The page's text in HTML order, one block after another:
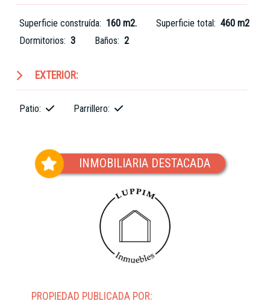
Superficie construída: 160 m2. Superficie total: 460 m2
Dormitorios: 3 Baños: 2
EXTERIOR:
Patio: Parrillero:
INMOBILIARIA DESTACADA
PROPIEDAD PUBLICADA POR: